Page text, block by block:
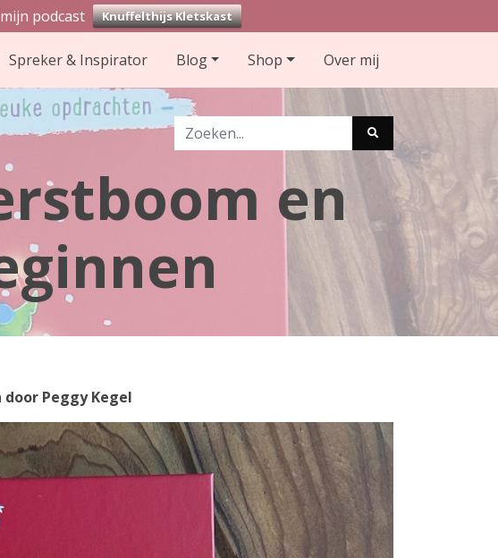
podcast Knuffelthijs Kletskast
Spreker & Inspirator Blog Shop Over mij
en
door Peggy Kegel